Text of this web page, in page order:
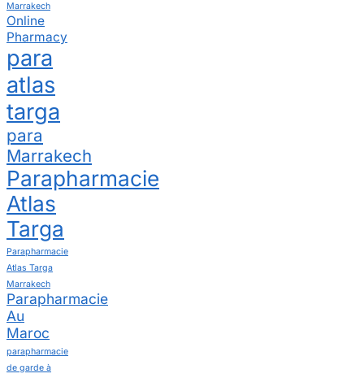
Marrakech
Online
Pharmacy
para
atlas
targa
para
Marrakech
Parapharmacie
Atlas
Targa
Parapharmacie
Atlas Targa
Marrakech
Parapharmacie
Au
Maroc
parapharmacie
de garde à